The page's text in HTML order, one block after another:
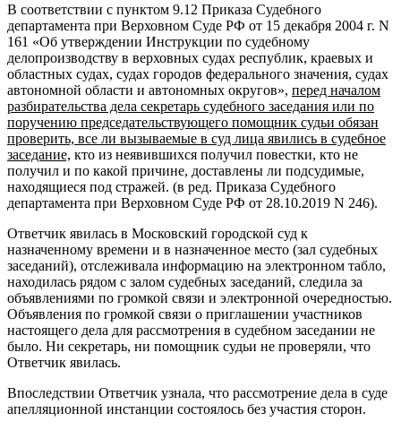
В соответствии с пунктом 9.12 Приказа Судебного
департамента при Верховном Суде РФ от 15 декабря 2004 г. N
161 «Об утверждении Инструкции по судебному
делопроизводству в верховных судах республик, краевых и
областных судах, судах городов федерального значения, судах
автономной области и автономных округов», перед началом
разбирательства дела секретарь судебного заседания или по
поручению председательствующего помощник судьи обязан
проверить, все ли вызываемые в суд лица явились в судебное
заседание, кто из неявившихся получил повестки, кто не
получил и по какой причине, доставлены ли подсудимые,
находящиеся под стражей. (в ред. Приказа Судебного
департамента при Верховном Суде РФ от 28.10.2019 N 246).
Ответчик явилась в Московский городской суд к
назначенному времени и в назначенное место (зал судебных
заседаний), отслеживала информацию на электронном табло,
находилась рядом с залом судебных заседаний, следила за
объявлениями по громкой связи и электронной очередностью.
Объявления по громкой связи о приглашении участников
настоящего дела для рассмотрения в судебном заседании не
было. Ни секретарь, ни помощник судьи не проверяли, что
Ответчик явилась.
Впоследствии Ответчик узнала, что рассмотрение дела в суде
апелляционной инстанции состоялось без участия сторон.